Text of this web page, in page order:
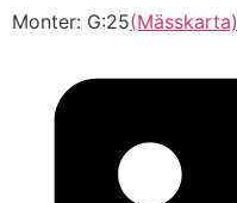
Monter: G:25(Mässkarta)